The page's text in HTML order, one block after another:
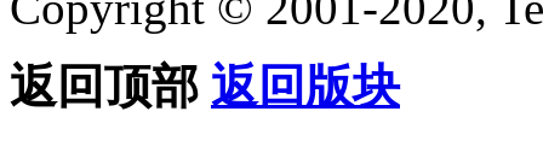
返回顶部 返回版块